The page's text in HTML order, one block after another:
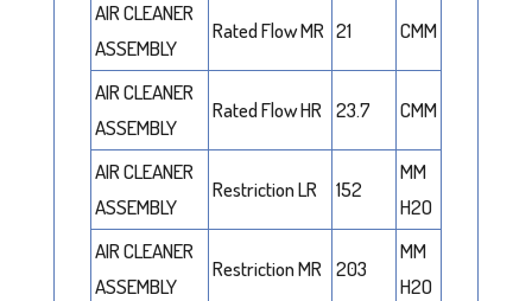
AIR CLEANER
ASSEMBLY
Rated Flow MR 21 CMM
AIR CLEANER
ASSEMBLY
Rated Flow HR 23.7 CMM
AIR CLEANER
ASSEMBLY
Restriction LR 152
MM
H2O
AIR CLEANER
ASSEMBLY
Restriction MR 203
MM
H2O